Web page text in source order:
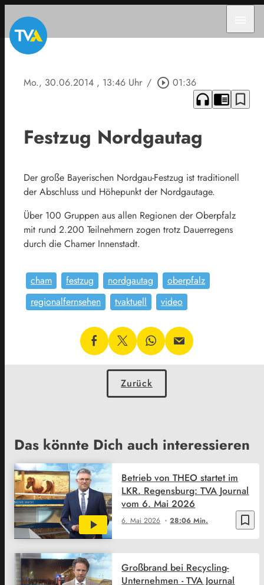
Mo., 30.06.2014 , 13:46 Uhr / play_circle_outline 01:36
headphones chrome_reader_mode bookmark_border
Festzug Nordgautag
Der große Bayerischen Nordgau-Festzug ist traditionell
der Abschluss und Höhepunkt der Nordgautage.
Über 100 Gruppen aus allen Regionen der Oberpfalz
mit rund 2.200 Teilnehmern zogen trotz Dauerregens
durch die Chamer Innenstadt.
cham festzug nordgautag
oberpfalz
regionalfernsehen
tvaktuell video
Zurück
Das könnte Dich auch interessieren
bookmark_border
6. Mai 2026 28:06 Min.
Betrieb von THEO startet im
LKR. Regensburg: TVA Journal
vom 6. Mai 2026
Großbrand bei Recycling-
Unternehmen - TVA Journal